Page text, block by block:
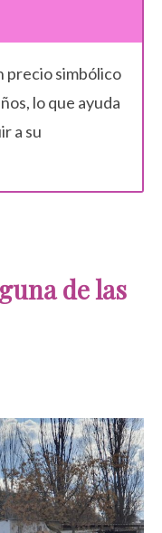
precio simbólico
lo que ayuda
a su
de las